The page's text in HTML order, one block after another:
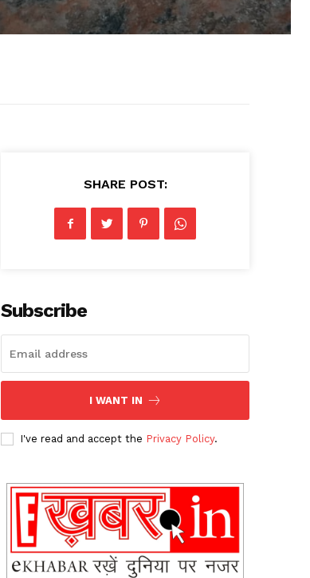
SHARE POST:
Subscribe
I WANT IN
I've read and accept the Privacy Policy.